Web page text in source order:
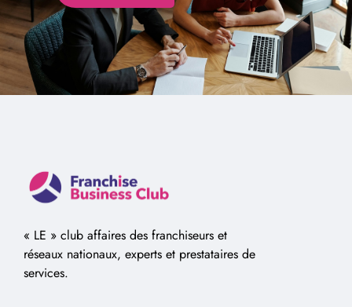
Alternative:
« LE » club affaires des franchiseurs et
réseaux nationaux, experts et prestataires de
services.